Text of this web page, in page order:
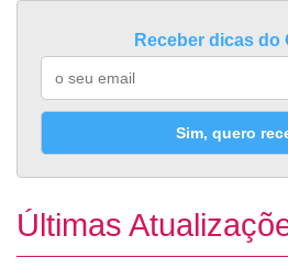
Receber dicas do
Sim, quero
Últimas